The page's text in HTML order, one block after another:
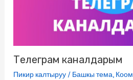
Телеграм каналдарым
Пикир калтыруу / Башкы тема, Коом